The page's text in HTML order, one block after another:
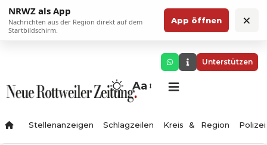
NRWZ als App
Nachrichten aus der Region direkt auf dem
Startbildschirm.
App öffnen ×
Unterstützen
Aa
Stellenanzeigen Schlagzeilen Kreis & Region Polizei